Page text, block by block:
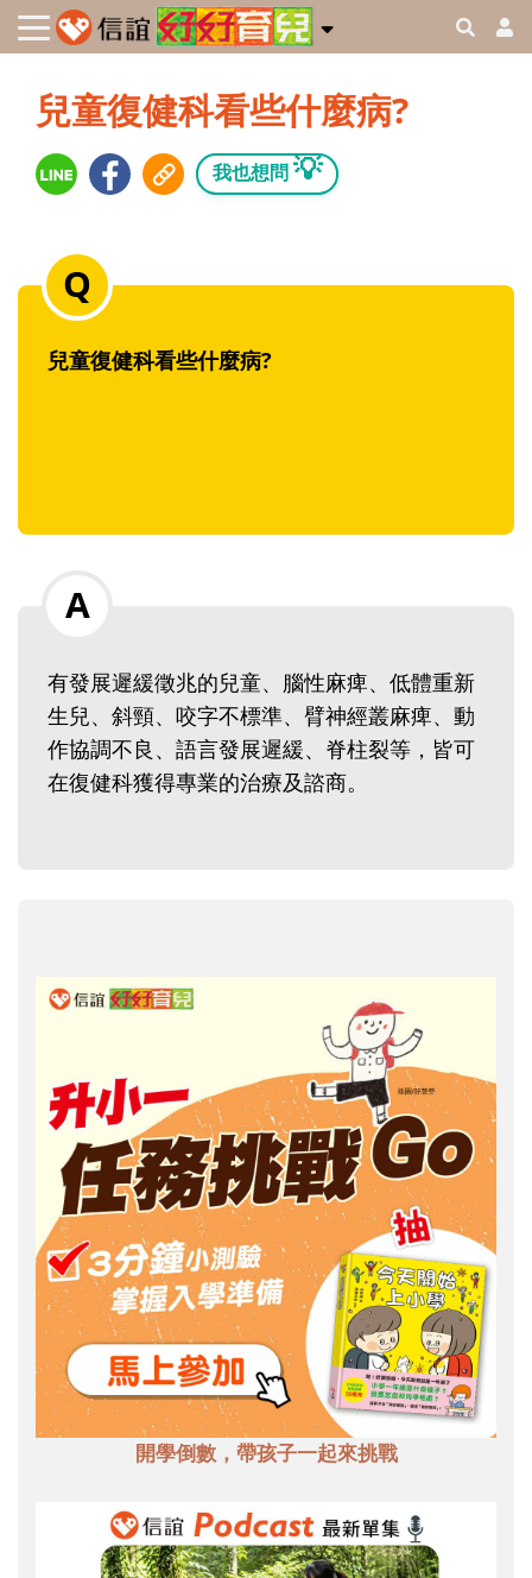
兒童復健科看些什麼病?
我也想問 💡
兒童復健科看些什麼病?
有發展遲緩徵兆的兒童、腦性麻痺、低體重新
生兒、斜頸、咬字不標準、臂神經叢麻痺、動
作協調不良、語言發展遲緩、脊柱裂等，皆可
在復健科獲得專業的治療及諮商。
開學倒數，帶孩子一起來挑戰